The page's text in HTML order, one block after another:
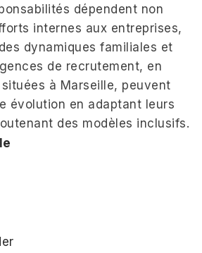
dépendent non
internes aux entreprises,
dynamiques familiales et
de recrutement, en
à Marseille, peuvent
évolution en adaptant leurs
des modèles inclusifs.